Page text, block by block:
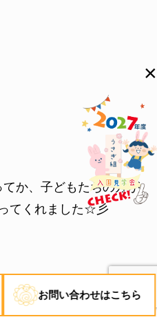
か、子どもたちの方が
てくれました☆彡
お問い合わせはこちら
×